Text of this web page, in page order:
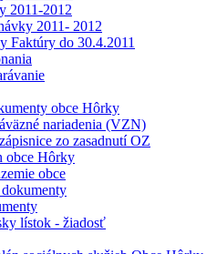
2011-2012
2011- 2012
Faktúry do 30.4.2011
obce Hôrky
nariadenia (VZN)
zo zasadnutí OZ
obce Hôrky
obce
lístok - žiadosť